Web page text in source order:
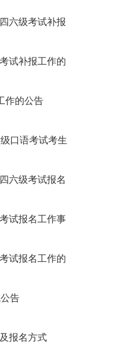
六级考试补报
试补报工作的
作的公告
口语考试考生
六级考试报名
试报名工作事
试报名工作的
告
报名方式